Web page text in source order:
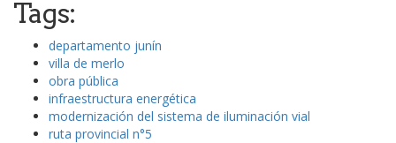
Tags:
departamento junín
villa de merlo
obra pública
infraestructura energética
modernización del sistema de iluminación vial
ruta provincial n°5